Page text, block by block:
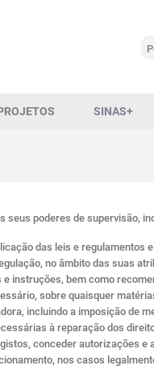
SINAS+
seus poderes de supervisão,
das leis e regulamentos
no âmbito das suas
e instruções, bem como
sobre quaisquer
incluindo a imposição de
à reparação dos
conceder autorizações e
nos casos